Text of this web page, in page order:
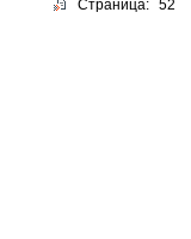
Страница: 52